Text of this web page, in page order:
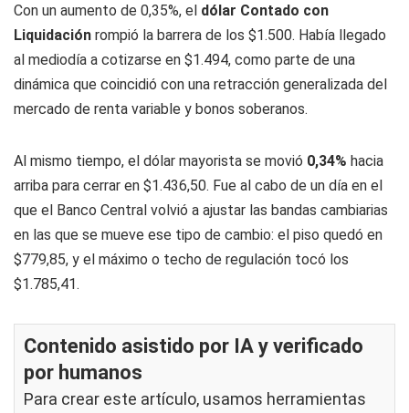
Con un aumento de 0,35%, el dólar Contado con
Liquidación rompió la barrera de los $1.500. Había llegado
al mediodía a cotizarse en $1.494, como parte de una
dinámica que coincidió con una retracción generalizada del
mercado de renta variable y bonos soberanos.
Al mismo tiempo, el dólar mayorista se movió 0,34% hacia
arriba para cerrar en $1.436,50. Fue al cabo de un día en el
que el Banco Central volvió a ajustar las bandas cambiarias
en las que se mueve ese tipo de cambio: el piso quedó en
$779,85, y el máximo o techo de regulación tocó los
$1.785,41.
Contenido asistido por IA y verificado
por humanos
Para crear este artículo, usamos herramientas